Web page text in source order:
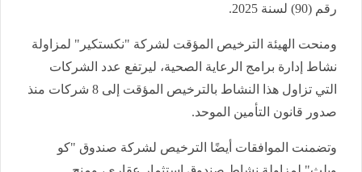
رقم (90) لسنة 2025.
ومنحت الهيئة الترخيص المؤقت لشركة "نكستكير" لمزاولة
نشاط إدارة برامج الرعاية الصحية، ليرتفع عدد الشركات
التي تزاول هذا النشاط بالترخيص المؤقت إلى 8 شركات منذ
صدور قانون التأمين الموحد.
وتضمنت الموافقات أيضًا الترخيص لشركة صندوق "كو